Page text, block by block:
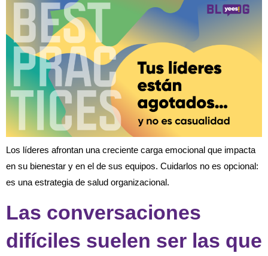
Los líderes afrontan una creciente carga emocional que impacta
en su bienestar y en el de sus equipos. Cuidarlos no es opcional:
es una estrategia de salud organizacional.
Las conversaciones
difíciles suelen ser las que